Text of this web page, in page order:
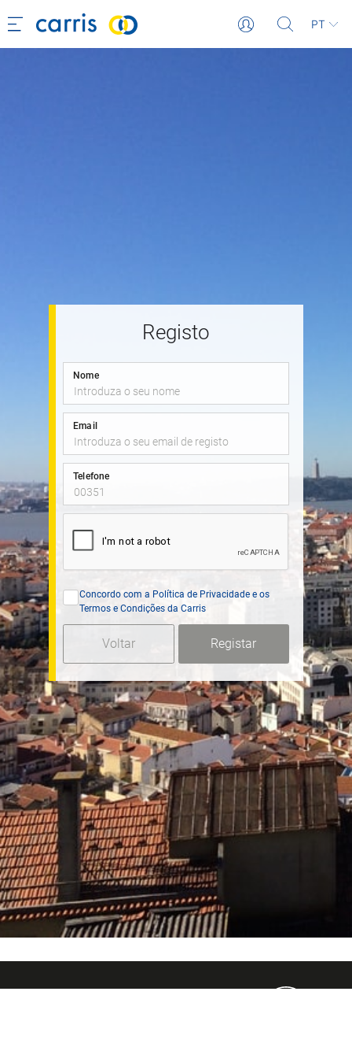
PT
Registo
Nome
Email
Telefone
Concordo com a Política de Privacidade e os
Termos e Condições da Carris
Voltar